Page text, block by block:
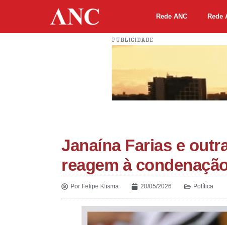
Rede ANC Rede
PUBLICIDADE
Janaína Farias e
reagem à
Por Felipe Klisma 20/05/2026 Política